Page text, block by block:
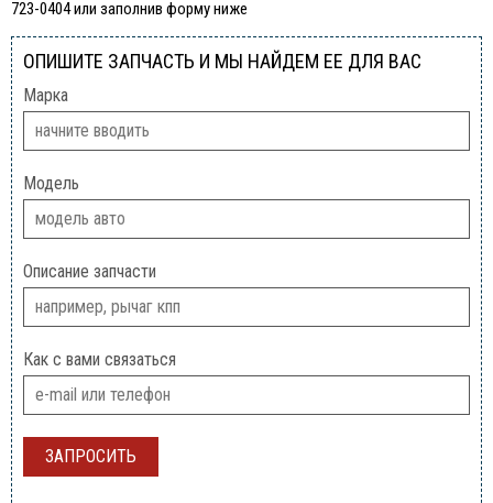
723-0404 или заполнив форму ниже
ОПИШИТЕ ЗАПЧАСТЬ И МЫ НАЙДЕМ ЕЕ ДЛЯ ВАС
Марка
Модель
Описание запчасти
Как с вами связаться